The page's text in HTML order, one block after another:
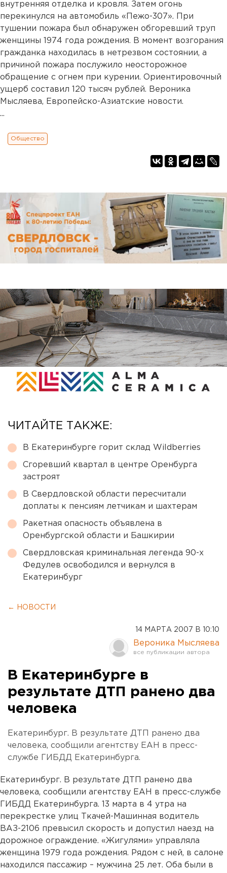
внутренняя отделка и кровля. Затем огонь
перекинулся на автомобиль «Пежо-307». При
тушении пожара был обнаружен обгоревший труп
женщины 1974 года рождения. В момент возгорания
гражданка находилась в нетрезвом состоянии, а
причиной пожара послужило неосторожное
обращение с огнем при курении. Ориентировочный
ущерб составил 120 тысяч рублей. Вероника
Мысляева, Европейско-Азиатские новости.
...
Общество
ЧИТАЙТЕ ТАКЖЕ:
В Екатеринбурге горит склад Wildberries
Сгоревший квартал в центре Оренбурга
застроят
В Свердловской области пересчитали
доплаты к пенсиям летчикам и шахтерам
Ракетная опасность объявлена в
Оренбургской области и Башкирии
Свердловская криминальная легенда 90-х
Федулев освободился и вернулся в
Екатеринбург
← НОВОСТИ
14 МАРТА 2007 В 10:10
Вероника Мысляева
В Екатеринбурге в
результате ДТП ранено два
человека
Екатеринбург. В результате ДТП ранено два
человека, сообщили агентству ЕАН в пресс-
службе ГИБДД Екатеринбурга.
Екатеринбург. В результате ДТП ранено два
человека, сообщили агентству ЕАН в пресс-службе
ГИБДД Екатеринбурга. 13 марта в 4 утра на
перекрестке улиц Ткачей-Машинная водитель
ВАЗ-2106 превысил скорость и допустил наезд на
дорожное ограждение. «Жигулями» управляла
женщина 1979 года рождения. Рядом с ней, в салоне
находился пассажир – мужчина 25 лет. Оба были в